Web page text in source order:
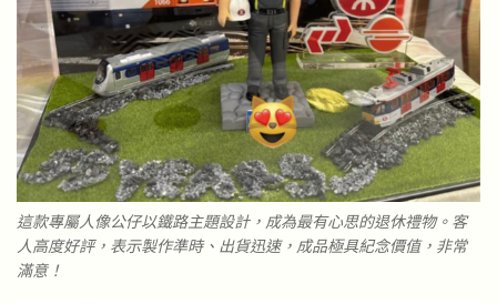
這款專屬人像公仔以鐵路主題設計，成為最有心思的退休禮物。客
人高度好評，表示製作準時、出貨迅速，成品極具紀念價值，非常
滿意！